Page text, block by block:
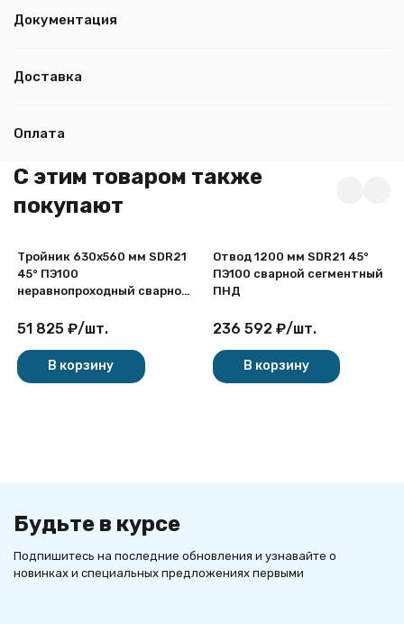
Документация
Доставка
Оплата
C этим товаром также
покупают
Тройник 630х560 мм SDR21
45° ПЭ100
неравнопроходный сварной
51 825 ₽/шт.
В корзину
Отвод 1200 мм SDR21 45°
ПЭ100 сварной сегментный
ПНД
236 592 ₽/шт.
В корзину
Будьте в курсе
Подпишитесь на последние обновления и узнавайте о
новинках и специальных предложениях первыми